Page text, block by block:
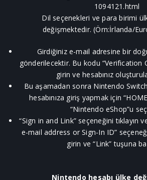
1094121.html
Dil seçenekleri ve para birimi
değişmektedir. (Örn:İrlanda/
Girdiğiniz e-mail adresine bir
gönderilecektir. Bu kodu “Verification
girin ve hesabınız
Bu aşamadan sonra Nintendo
hesabınıza giriş yapmak için
“Nintendo eShop”u
“Sign in and Link” seçeneğini tıklayın
e-mail address or Sign-In ID”
girin ve “Link” tuşuna
Nintendo hesabı ülke